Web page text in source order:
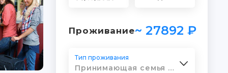
Проживание~ 27892 ₽
Тип проживания
Принимающая семья Sprachcaffe School Брайтон